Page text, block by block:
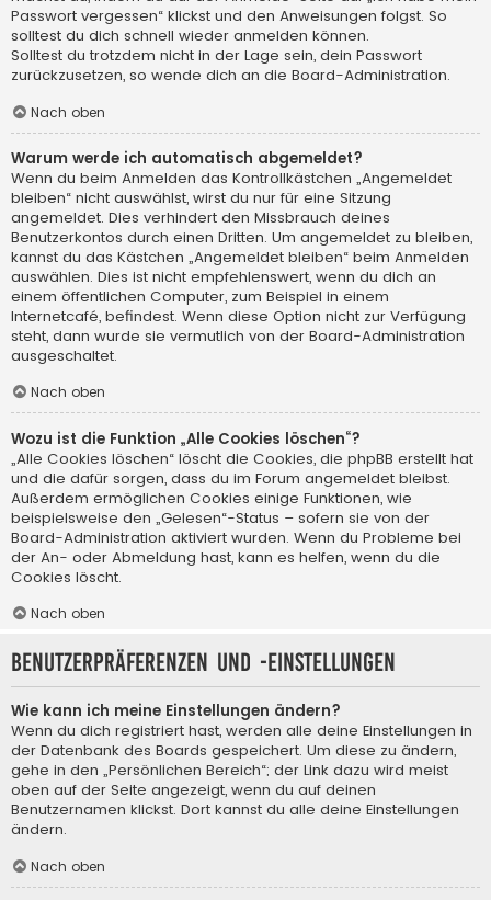
Passwort vergessen“ klickst und den Anweisungen folgst. So
solltest du dich schnell wieder anmelden können.
Solltest du trotzdem nicht in der Lage sein, dein Passwort
zurückzusetzen, so wende dich an die Board-Administration.
Nach oben
Warum werde ich automatisch abgemeldet?
Wenn du beim Anmelden das Kontrollkästchen „Angemeldet
bleiben“ nicht auswählst, wirst du nur für eine Sitzung
angemeldet. Dies verhindert den Missbrauch deines
Benutzerkontos durch einen Dritten. Um angemeldet zu bleiben,
kannst du das Kästchen „Angemeldet bleiben“ beim Anmelden
auswählen. Dies ist nicht empfehlenswert, wenn du dich an
einem öffentlichen Computer, zum Beispiel in einem
Internetcafé, befindest. Wenn diese Option nicht zur Verfügung
steht, dann wurde sie vermutlich von der Board-Administration
ausgeschaltet.
Nach oben
Wozu ist die Funktion „Alle Cookies löschen“?
„Alle Cookies löschen“ löscht die Cookies, die phpBB erstellt hat
und die dafür sorgen, dass du im Forum angemeldet bleibst.
Außerdem ermöglichen Cookies einige Funktionen, wie
beispielsweise den „Gelesen“-Status – sofern sie von der
Board-Administration aktiviert wurden. Wenn du Probleme bei
der An- oder Abmeldung hast, kann es helfen, wenn du die
Cookies löscht.
Nach oben
Benutzerpräferenzen und -einstellungen
Wie kann ich meine Einstellungen ändern?
Wenn du dich registriert hast, werden alle deine Einstellungen in
der Datenbank des Boards gespeichert. Um diese zu ändern,
gehe in den „Persönlichen Bereich“; der Link dazu wird meist
oben auf der Seite angezeigt, wenn du auf deinen
Benutzernamen klickst. Dort kannst du alle deine Einstellungen
ändern.
Nach oben